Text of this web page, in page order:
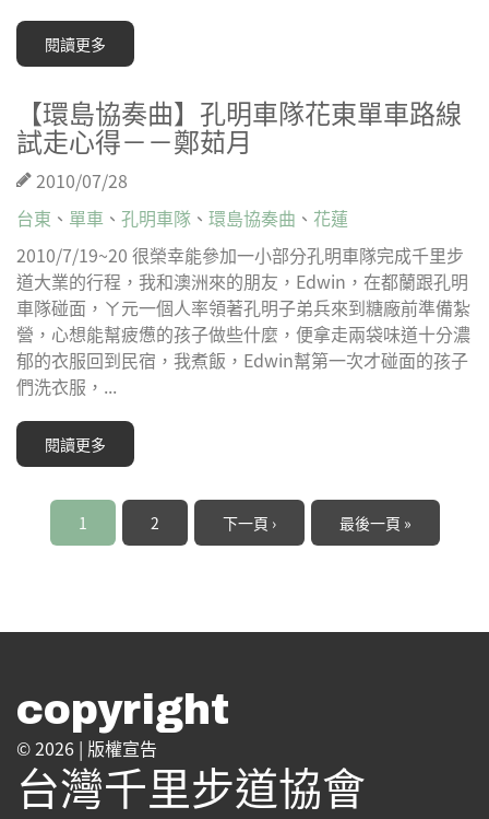
閱讀更多
【環島協奏曲】孔明車隊花東單車路線
試走心得－－鄭茹月
2010/07/28
台東 、 單車 、 孔明車隊 、 環島協奏曲 、 花蓮
2010/7/19~20 很榮幸能參加一小部分孔明車隊完成千里步
道大業的行程，我和澳洲來的朋友，Edwin，在都蘭跟孔明
車隊碰面，ㄚ元一個人率領著孔明子弟兵來到糖廠前準備紮
營，心想能幫疲憊的孩子做些什麼，便拿走兩袋味道十分濃
郁的衣服回到民宿，我煮飯，Edwin幫第一次才碰面的孩子
們洗衣服，...
閱讀更多
頁面
1 2 下一頁 › 最後一頁 »
copyright
© 2026 | 版權宣告
台灣千里步道協會